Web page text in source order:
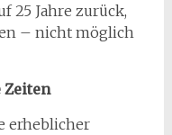
25 Jahre zurück,
– nicht möglich
Zeiten
erheblicher